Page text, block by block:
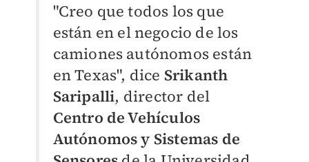
"Creo que todos los que
están en el negocio de los
camiones autónomos están
en Texas", dice Srikanth
Saripalli, director del
Centro de Vehículos
Autónomos y Sistemas de